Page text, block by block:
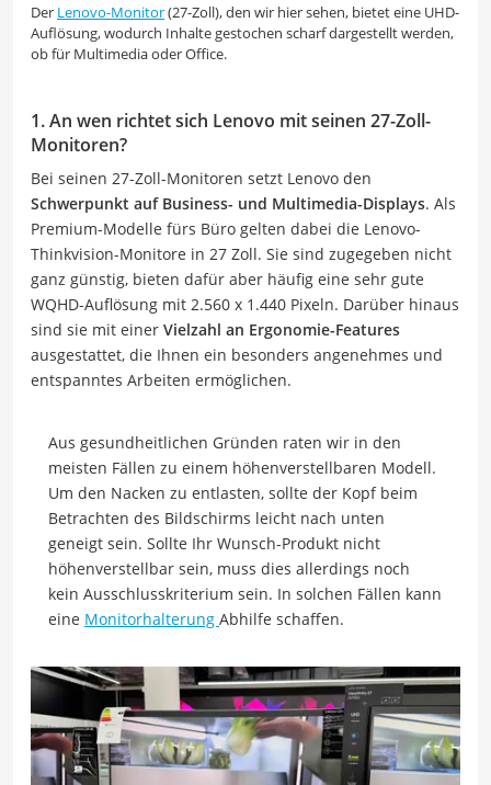
Der Lenovo-Monitor(27-Zoll), den wir hier sehen, bietet eine UHD-
Auflösung, wodurch Inhalte gestochen scharf dargestellt werden,
ob für Multimedia oder Office.
1. An wen richtet sich Lenovo mit seinen 27-Zoll-
Monitoren?
Bei seinen 27-Zoll-Monitoren setzt Lenovo den
Schwerpunkt auf Business- und Multimedia-Displays. Als
Premium-Modelle fürs Büro gelten dabei die Lenovo-
Thinkvision-Monitore in 27 Zoll. Sie sind zugegeben nicht
ganz günstig, bieten dafür aber häufig eine sehr gute
WQHD-Auflösung mit 2.560 x 1.440 Pixeln. Darüber hinaus
sind sie mit einer Vielzahl an Ergonomie-Features
ausgestattet, die Ihnen ein besonders angenehmes und
entspanntes Arbeiten ermöglichen.
Aus gesundheitlichen Gründen raten wir in den
meisten Fällen zu einem höhenverstellbaren Modell.
Um den Nacken zu entlasten, sollte der Kopf beim
Betrachten des Bildschirms leicht nach unten
geneigt sein. Sollte Ihr Wunsch-Produkt nicht
höhenverstellbar sein, muss dies allerdings noch
kein Ausschlusskriterium sein. In solchen Fällen kann
eine Monitorhalterung Abhilfe schaffen.